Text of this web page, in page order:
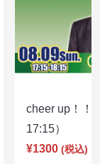
cheer up！
17:15）
¥1300 (税込)